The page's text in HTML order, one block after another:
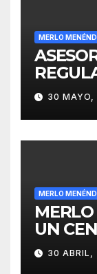
MERLO
30 MAYO,
MERLO
UN
PARA
30 ABRIL,